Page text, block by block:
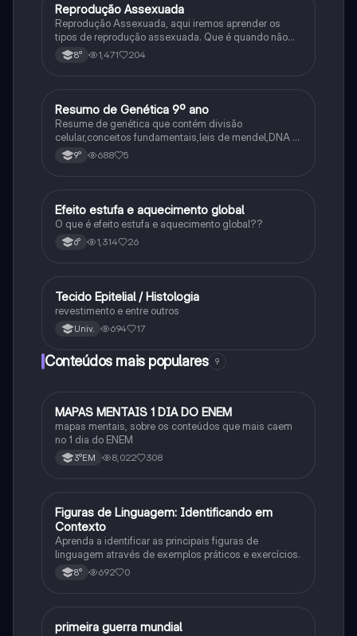
Ciência
Reprodução Assexuada
Reprodução Assexuada, aqui iremos aprender os
tipos de reprodução assexuada. Que é quando não
ocorre a fusão de gametas.
8° 1,471 204
Ciência
Resumo de Genética 9º ano
Resume de genética que contém divisão
celular,conceitos fundamentais,leis de mendel,DNA e
RNA9° 688 5
Ciência
Efeito estufa e aquecimento global
O que é efeito estufa e aquecimento global??
6° 1,314 26
Ciência
Tecido Epitelial / Histologia
revestimento e entre outros
Univ. 694 17
Conteúdos mais populares 9
Português
MAPAS MENTAIS 1 DIA DO ENEM
mapas mentais, sobre os conteúdos que mais caem
no 1 dia do ENEM
3°EM 8,022 308
FPortuguês
Figuras de Linguagem: Identificando em
Contexto
Aprenda a identificar as principais figuras de
linguagem através de exemplos práticos e exercícios.
8° 692 0
História
primeira guerra mundial